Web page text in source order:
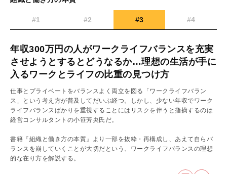
#1 #2 #3 #4
年収300万円の人がワークライフバランスを充実
させようとするとどうなるか…理想の生活が手に
入るワークとライフの比重の見つけ方
仕事とプライベートをバランスよく両立を図る「ワークライフバラン
ス」という考え方が普及してだいぶ経つ。しかし、少ない年収でワーク
ライフバランスばかりを重視することにはリスクを伴うと指摘するのは
経営コンサルタントの小笹芳央氏だ。
書籍『組織と働き方の本質』より一部を抜粋・再構成し、あえて自らバ
ランスを崩していくことが大切だという、ワークライフバランスの理想
的な在り方を解説する。